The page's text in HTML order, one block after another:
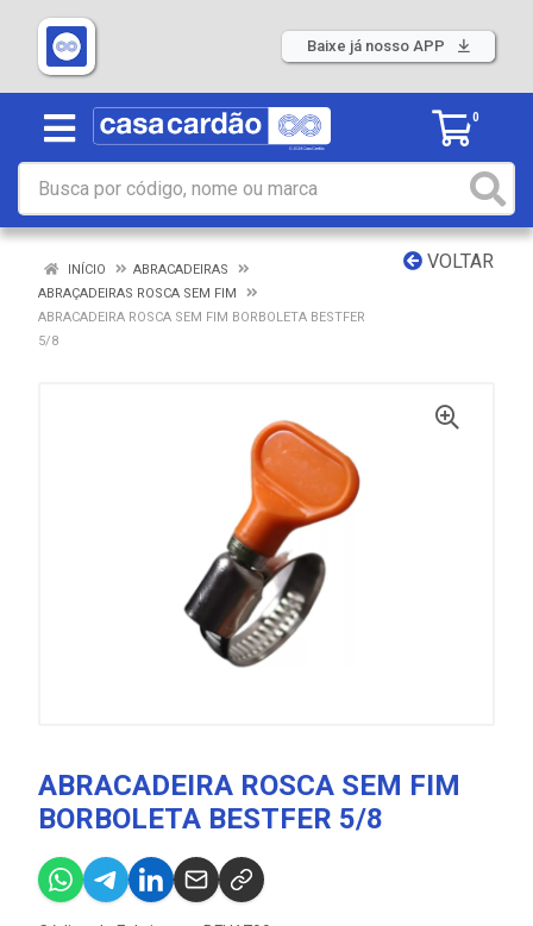
Baixe já nosso APP
0
VOLTAR
INÍCIO
ABRACADEIRAS
ABRAÇADEIRAS ROSCA SEM FIM
ABRACADEIRA ROSCA SEM FIM BORBOLETA BESTFER
5/8
ABRACADEIRA ROSCA SEM FIM
BORBOLETA BESTFER 5/8